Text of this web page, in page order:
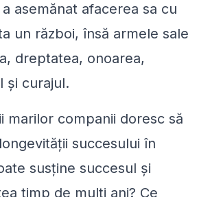
asemănat afacerea sa cu
un război, însă armele sale
dreptatea, onoarea,
și curajul.
marilor companii doresc să
succesului în
susţine succesul și
timp de mulți ani? Ce